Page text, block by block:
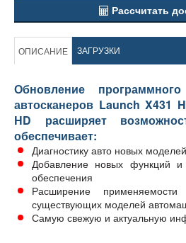
Рассчитать
ОПИСАНИЕ ЗАГРУЗКИ
Обновление
автосканеров Launch X431
HD расширяет
обеспечивает:
Диагностику авто новых
Добавление новых функций
обеспечения
Расширение
существующих моделей
Самую свежую и актуальную